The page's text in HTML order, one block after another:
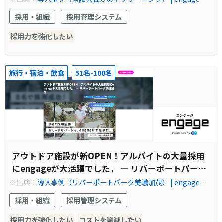
（エンゲージ）国内No.1の採用支援ツール | エン・ジャパン株式
会社
採用・組織
採用管理システム
採用力を強化したい
旅行・宿泊・飲食 51名-100名
アウトドア施設が新OPEN！アルバイトの大量採用
にengageが大活躍でした。 ― リバーポートパーク
美濃加茂
※出典： 導入事例（リバーポートパーク美濃加茂） | engage
（エンゲージ）国内No.1の採用支援ツール | エン・ジャパン株式
会社
採用・組織
採用管理システム
採用力を強化したい
コストを削減したい